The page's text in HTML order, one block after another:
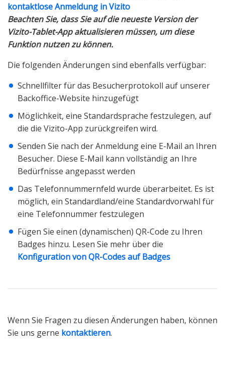
kontaktlose Anmeldung in Vizito
Beachten Sie, dass Sie auf die neueste Version der
Vizito-Tablet-App aktualisieren müssen, um diese
Funktion nutzen zu können.
Die folgenden Änderungen sind ebenfalls verfügbar:
Schnellfilter für das Besucherprotokoll auf unserer
Backoffice-Website hinzugefügt
Möglichkeit, eine Standardsprache festzulegen, auf
die die Vizito-App zurückgreifen wird.
Senden Sie nach der Anmeldung eine E-Mail an Ihren
Besucher. Diese E-Mail kann vollständig an Ihre
Bedürfnisse angepasst werden
Das Telefonnummernfeld wurde überarbeitet. Es ist
möglich, ein Standardland/eine Standardvorwahl für
eine Telefonnummer festzulegen
Fügen Sie einen (dynamischen) QR-Code zu Ihren
Badges hinzu. Lesen Sie mehr über die
Konfiguration von QR-Codes auf Badges
Wenn Sie Fragen zu diesen Änderungen haben, können
Sie uns gerne kontaktieren.